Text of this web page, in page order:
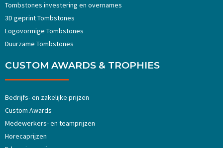
Tombstones investering en overnames
3D geprint Tombstones
Logovormige Tombstones
Duurzame Tombstones
CUSTOM AWARDS & TROPHIES
Bedrijfs- en zakelijke prijzen
Custom Awards
Medewerkers- en teamprijzen
Horecaprijzen